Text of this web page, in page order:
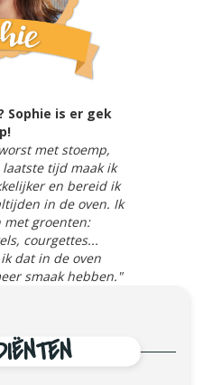
Sophie is er gek
met stoemp,
laatste tijd maak ik
en bereid ik
in de oven. Ik
met groenten:
courgettes...
dat in de oven
smaak hebben."